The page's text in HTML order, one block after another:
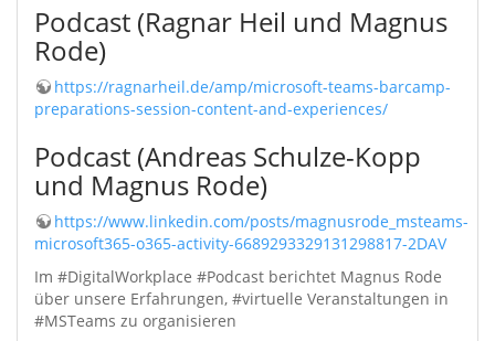
Podcast (Ragnar Heil und Magnus
Rode)
https://ragnarheil.de/amp/microsoft-teams-barcamp-
preparations-session-content-and-experiences/
Podcast (Andreas Schulze-Kopp
und Magnus Rode)
https://www.linkedin.com/posts/magnusrode_msteams-
microsoft365-o365-activity-6689293329131298817-2DAV
Im #DigitalWorkplace #Podcast berichtet Magnus Rode
über unsere Erfahrungen, #virtuelle Veranstaltungen in
#MSTeams zu organisieren